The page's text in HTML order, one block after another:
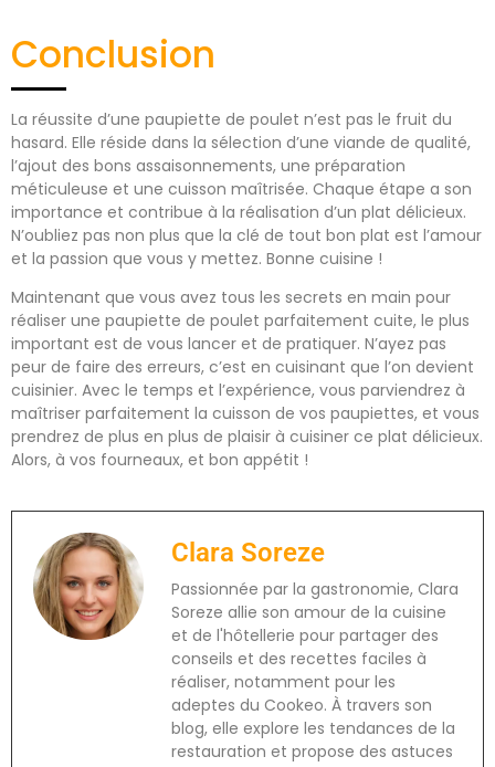
Conclusion
La réussite d’une paupiette de poulet n’est pas le fruit du
hasard. Elle réside dans la sélection d’une viande de qualité,
l’ajout des bons assaisonnements, une préparation
méticuleuse et une cuisson maîtrisée. Chaque étape a son
importance et contribue à la réalisation d’un plat délicieux.
N’oubliez pas non plus que la clé de tout bon plat est l’amour
et la passion que vous y mettez. Bonne cuisine !
Maintenant que vous avez tous les secrets en main pour
réaliser une paupiette de poulet parfaitement cuite, le plus
important est de vous lancer et de pratiquer. N’ayez pas
peur de faire des erreurs, c’est en cuisinant que l’on devient
cuisinier. Avec le temps et l’expérience, vous parviendrez à
maîtriser parfaitement la cuisson de vos paupiettes, et vous
prendrez de plus en plus de plaisir à cuisiner ce plat délicieux.
Alors, à vos fourneaux, et bon appétit !
Clara Soreze
Passionnée par la gastronomie, Clara
Soreze allie son amour de la cuisine
et de l'hôtellerie pour partager des
conseils et des recettes faciles à
réaliser, notamment pour les
adeptes du Cookeo. À travers son
blog, elle explore les tendances de la
restauration et propose des astuces